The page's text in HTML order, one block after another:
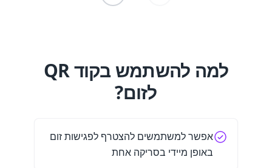
למה להשתמש בקוד QR
לזום?
אפשר למשתמשים להצטרף לפגישות זום
באופן מיידי בסריקה אחת